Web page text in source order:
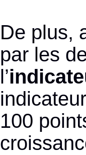
De plus,
par les
l’
100